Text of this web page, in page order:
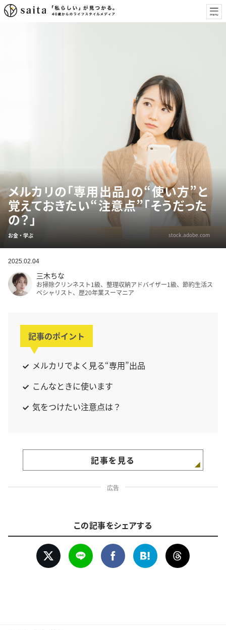
メルカリの「専用出品」の“使い方”と
覚えておきたい“注意点”「そうだった
の？」
お金・学ぶ stock.adobe.com
2025.02.04
三木ちな
お掃除クリンネスト1級、整理収納アドバイザー1級、節約生活ス
ペシャリスト、歴20年業スーマニア
記事のポイント
メルカリでよく見る“専用”出品
こんなときに使います
気をつけたい注意点は？
記事を見る
広告
この記事をシェアする